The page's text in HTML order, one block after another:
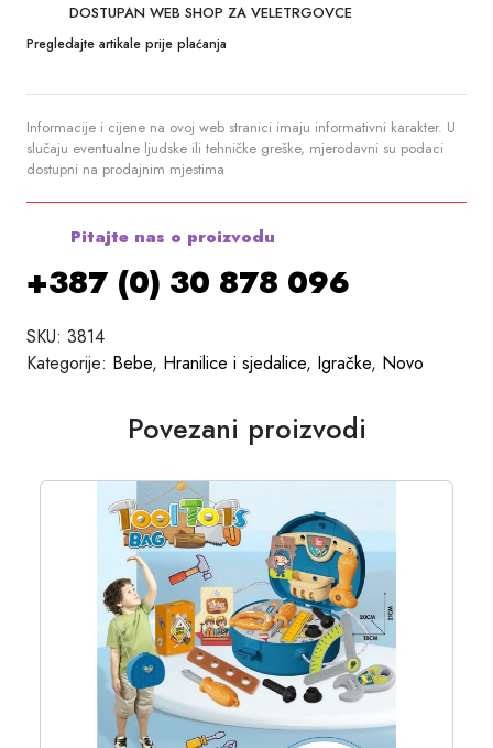
DOSTUPAN WEB SHOP ZA VELETRGOVCE
Pregledajte artikale prije plaćanja
Informacije i cijene na ovoj web stranici imaju informativni karakter. U
slučaju eventualne ljudske ili tehničke greške, mjerodavni su podaci
dostupni na prodajnim mjestima
Pitajte nas o proizvodu
+387 (0) 30 878 096
SKU: 3814
Kategorije: Bebe, Hranilice i sjedalice, Igračke, Novo
Povezani proizvodi